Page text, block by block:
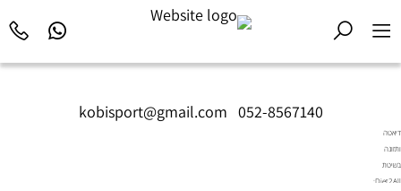
kobisport@gmail.com 052-8567140
דיאטה
ותזונה
בשיטת
Diet2All: